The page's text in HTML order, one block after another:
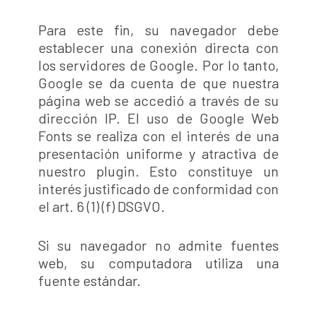
Para este fin, su navegador debe
establecer una conexión directa con
los servidores de Google. Por lo tanto,
Google se da cuenta de que nuestra
página web se accedió a través de su
dirección IP. El uso de Google Web
Fonts se realiza con el interés de una
presentación uniforme y atractiva de
nuestro plugin. Esto constituye un
interés justificado de conformidad con
el art. 6 (1) (f) DSGVO.
Si su navegador no admite fuentes
web, su computadora utiliza una
fuente estándar.